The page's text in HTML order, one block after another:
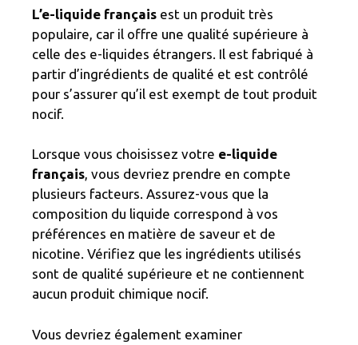
L’e-liquide français est un produit très
populaire, car il offre une qualité supérieure à
celle des e-liquides étrangers. Il est fabriqué à
partir d’ingrédients de qualité et est contrôlé
pour s’assurer qu’il est exempt de tout produit
nocif.
Lorsque vous choisissez votre e-liquide
français, vous devriez prendre en compte
plusieurs facteurs. Assurez-vous que la
composition du liquide correspond à vos
préférences en matière de saveur et de
nicotine. Vérifiez que les ingrédients utilisés
sont de qualité supérieure et ne contiennent
aucun produit chimique nocif.
Vous devriez également examiner